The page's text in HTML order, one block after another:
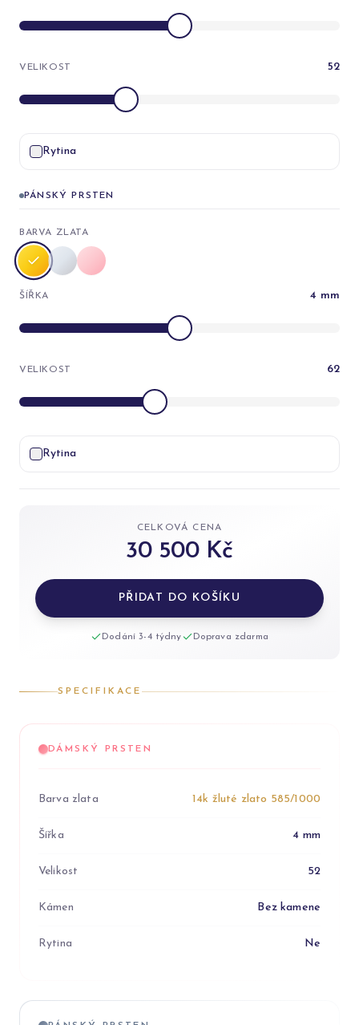
VELIKOST 52
Rytina
PÁNSKÝ PRSTEN
BARVA ZLATA
ŠÍŘKA 4 mm
VELIKOST 62
Rytina
CELKOVÁ CENA
30 500 Kč
PŘIDAT DO KOŠÍKU
Dodání 3-4 týdny Doprava zdarma
SPECIFIKACE
DÁMSKÝ PRSTEN
Barva zlata 14k žluté zlato 585/1000
Šířka 4 mm
Velikost 52
Kámen Bez kamene
Rytina Ne